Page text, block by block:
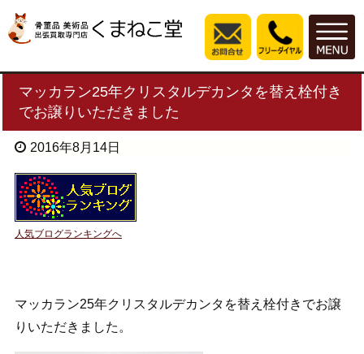
マッカラン25年クリスタルデカンタを替え栓付き
でお譲りいただきました
2016年8月14日
人気ブログランキングへ
マッカラン25年クリスタルデカンタを替え栓付きでお譲
りいただきました。